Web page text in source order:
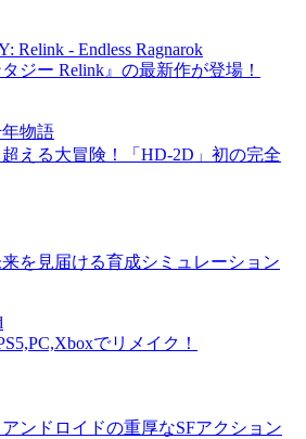
Relink - Endless Ragnarok
ジー Relink』の最新作が登場！
物語
える大冒険！「HD-2D」初の完全
を見届ける育成シミュレーション
でリメイク！
ンドロイドの重厚なSFアクション